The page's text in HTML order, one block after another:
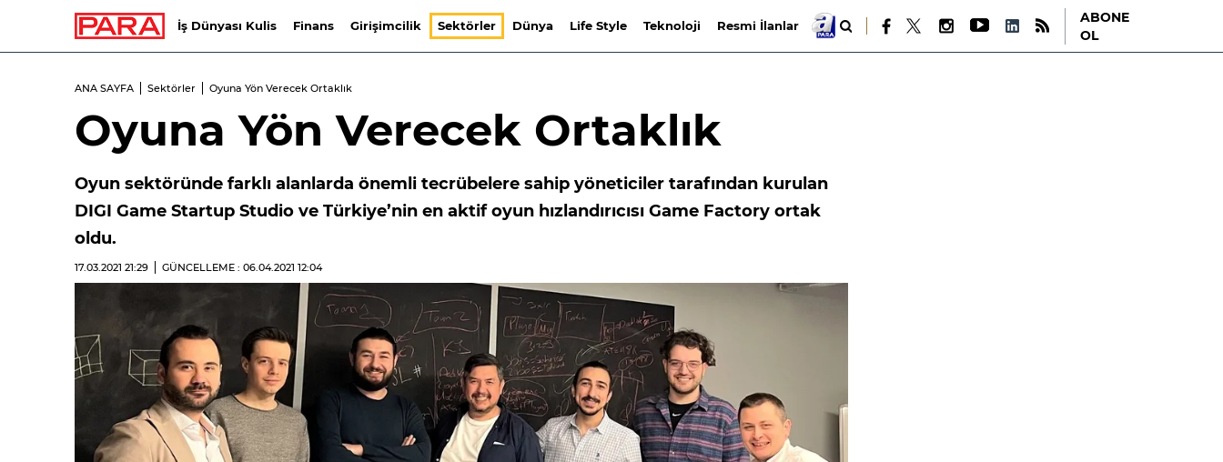
İş Dünyası Kulis Finans Girişimcilik Sektörler Dünya Life Style Teknoloji Resmi İlanlar
ABONE
OL
ANA SAYFA Sektörler Oyuna Yön Verecek Ortaklık
Oyuna Yön Verecek Ortaklık
Oyun sektöründe farklı alanlarda önemli tecrübelere sahip yöneticiler tarafından kurulan
DIGI Game Startup Studio ve Türkiye’nin en aktif oyun hızlandırıcısı Game Factory ortak
oldu.
17.03.2021 21:29 GÜNCELLEME : 06.04.2021 12:04